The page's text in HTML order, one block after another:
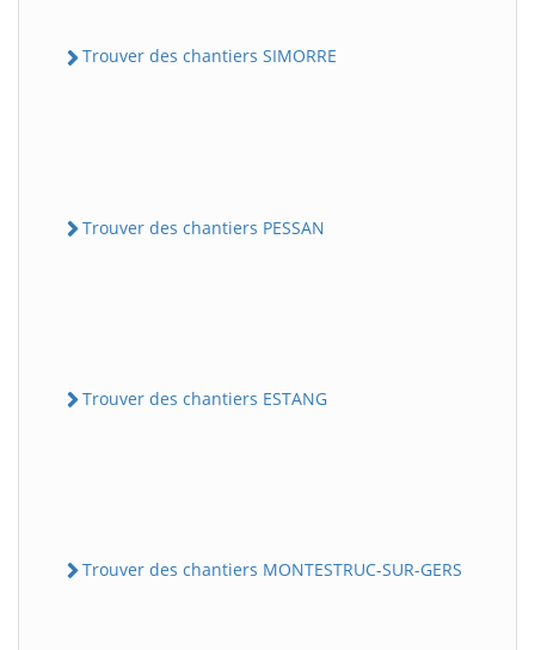
Trouver des chantiers SIMORRE
Trouver des chantiers PESSAN
Trouver des chantiers ESTANG
Trouver des chantiers MONTESTRUC-SUR-GERS